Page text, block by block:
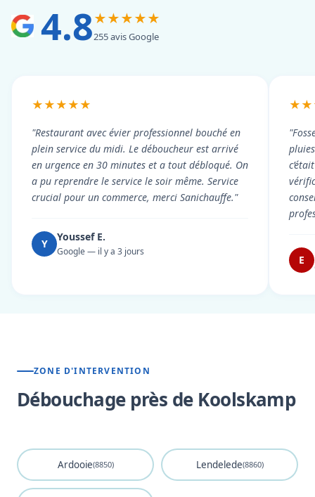
4.8★★★★★
255 avis Google
★★★★★
"Restaurant avec évier professionnel bouché en
plein service du midi. Le déboucheur est arrivé
en urgence en 30 minutes et a tout débloqué. On
a pu reprendre le service le soir même. Service
crucial pour un commerce, merci Sanichauffe."
Y
Youssef E.
Google — il y a 3 jours
E
ZONE D'INTERVENTION
Débouchage près de Koolskamp
Ardooie(8850) Lendelede(8860)